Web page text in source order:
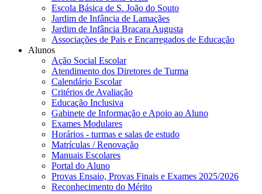
Escola Básica de S. João do Souto
Jardim de Infância de Lamaçães
Jardim de Infância Bracara Augusta
Associações de Pais e Encarregados de Educação
Alunos
Ação Social Escolar
Atendimento dos Diretores de Turma
Calendário Escolar
Critérios de Avaliação
Educação Inclusiva
Gabinete de Informação e Apoio ao Aluno
Exames Modulares
Horários - turmas e salas de estudo
Matrículas / Renovação
Manuais Escolares
Portal do Aluno
Provas Ensaio, Provas Finais e Exames 2025/2026
Reconhecimento do Mérito